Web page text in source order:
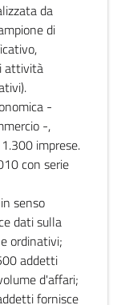
da
di
attività
-
-,
imprese.
con serie
senso
dati sulla
ordinativi;
addetti
d'affari;
fornisce